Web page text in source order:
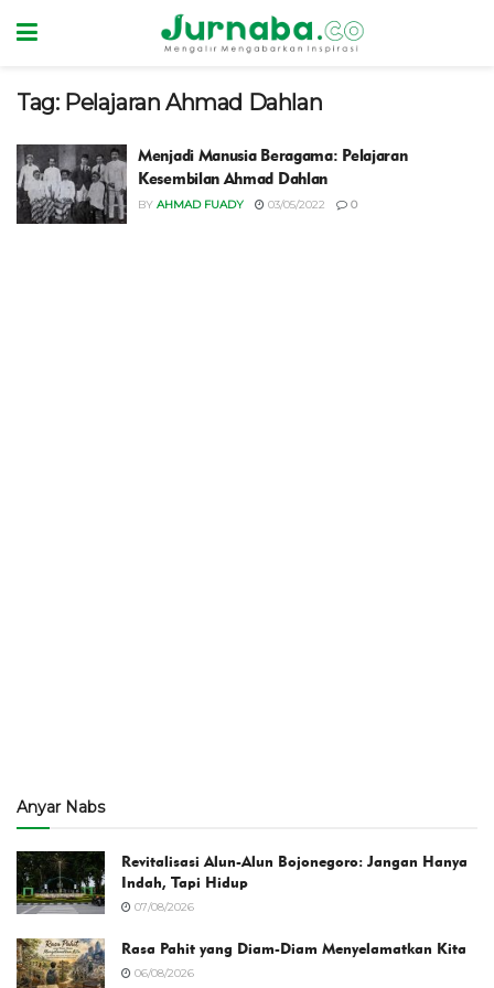
Tag: Pelajaran Ahmad Dahlan
Menjadi Manusia Beragama: Pelajaran
Kesembilan Ahmad Dahlan
BY AHMAD FUADY 03/05/2022 0
Anyar Nabs
Revitalisasi Alun-Alun Bojonegoro: Jangan Hanya
Indah, Tapi Hidup
07/08/2026
Rasa Pahit yang Diam-Diam Menyelamatkan Kita
06/08/2026